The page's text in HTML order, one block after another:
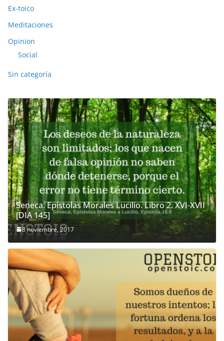
Ex-toico
Meditaciones
Opinion
Social
Sin categoría
Seneca. Epistolas Morales Lucilio. Libro 2. XVI-XVII
[DIA 145]
8 noviembre, 2017